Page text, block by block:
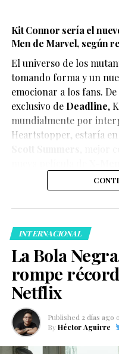
Kit Connor sería el
Men de Marvel, según
El universo de los
tomando forma y un
emocionar a los fans.
exclusivo de Deadline,
mundialmente por
Heartstopper, estaría
INTERNACIONAL
La Bola
rompe
Netflix
Published 2 días ago
By Héctor Aguirre